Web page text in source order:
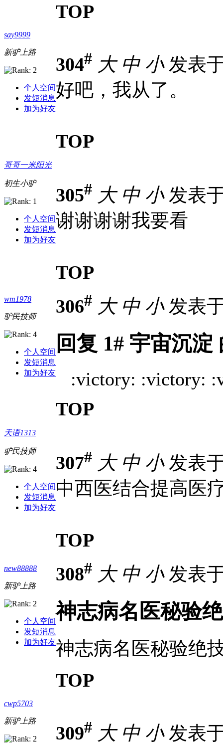
TOP
say9999
新驴上路
个人空间
发短消息
加为好友
304# 大 中 小发表
好吧，我从了。
TOP
哥哥一米阳光
初生小驴
个人空间
发短消息
加为好友
305# 大 中 小发表
谢谢谢谢我要看
TOP
wm1978
驴民技师
个人空间
发短消息
加为好友
306# 大 中 小发表
回复 1# 宇宙沉淀
:victory: :victory:
TOP
天语1313
驴民技师
个人空间
发短消息
加为好友
307# 大 中 小发表
中西医结合提高医
TOP
new88888
新驴上路
个人空间
发短消息
加为好友
308# 大 中 小发表
神志病名医秘验
神志病名医秘验绝
TOP
cwp5703
新驴上路
309# 大 中 小发表